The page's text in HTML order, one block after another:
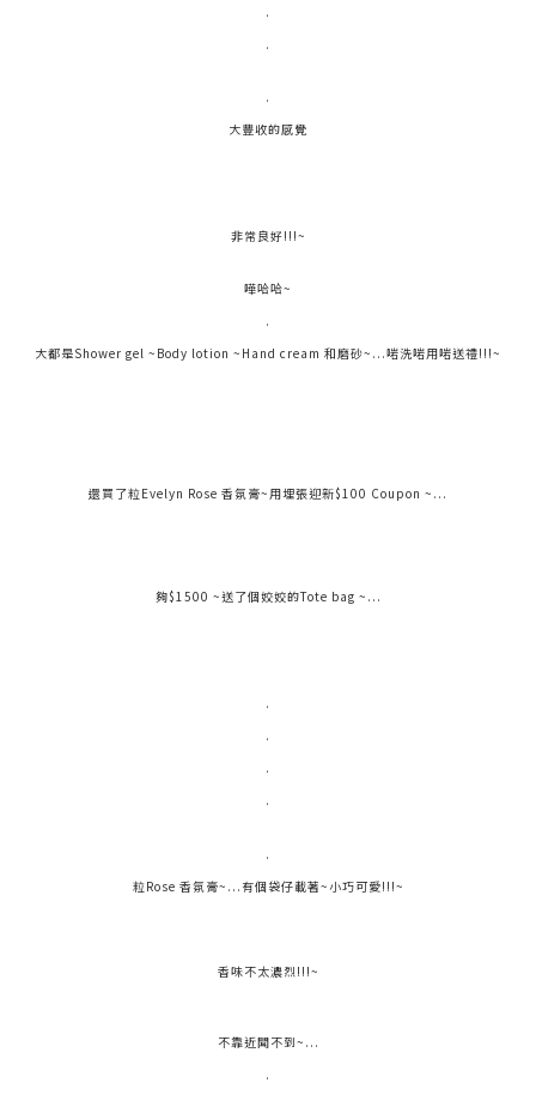
.
.
.
大豐收的感覺
非常良好!!!~
嘩哈哈~
.
大都是Shower gel ~Body lotion ~Hand cream 和磨砂~...啱洗啱用啱送禮!!!~
還買了粒Evelyn Rose 香氛膏~用埋張迎新$100 Coupon ~...
夠$1500 ~送了個姣姣的Tote bag ~...
.
.
.
.
.
粒Rose 香氛膏~...有個袋仔載著~小巧可愛!!!~
香味不太濃烈!!!~
不靠近聞不到~...
.